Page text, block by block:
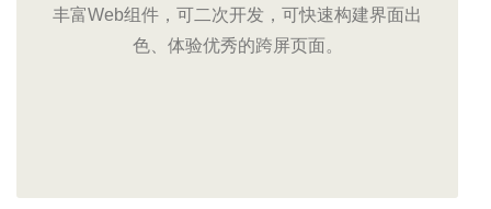
丰富Web组件，可二次开发，可快速构建界面出
色、体验优秀的跨屏页面。